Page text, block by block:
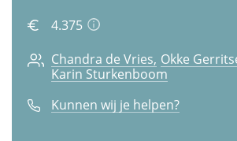
4.375
Chandra de Vries Okke
Karin Sturkenboom
Kunnen wij je helpen?